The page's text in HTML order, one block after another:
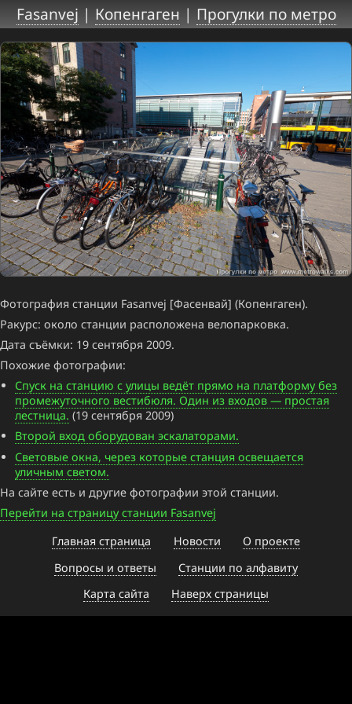
Fasanvej | Копенгаген | Прогулки по метро
Фотография станции Fasanvej [Фасенвай] (Копенгаген).
Ракурс: около станции расположена велопарковка.
Дата съёмки: 19 сентября 2009.
Похожие фотографии:
Спуск на станцию с улицы ведёт прямо на платформу без
промежуточного вестибюля. Один из входов — простая
лестница. (19 сентября 2009)
Второй вход оборудован эскалаторами.
Световые окна, через которые станция освещается
уличным светом.
На сайте есть и другие фотографии этой станции.
Перейти на страницу станции Fasanvej
Главная страница
Новости
О проекте
Вопросы и ответы
Станции по алфавиту
Карта сайта
Наверх страницы